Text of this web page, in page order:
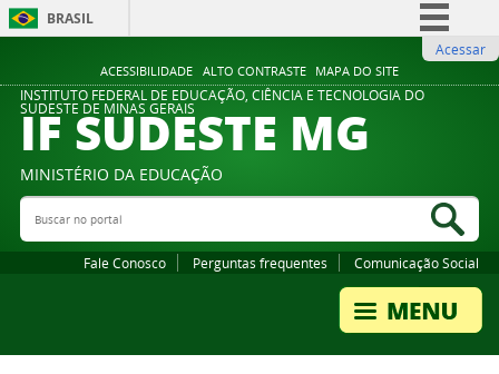
ACESSIBILIDADE ALTO CONTRASTE MAPA DO SITE
BRASIL
Comunica BR
Participe
Legislação
Acessar
INSTITUTO FEDERAL DE EDUCAÇÃO, CIÊNCIA E TECNOLOGIA DO
SUDESTE DE MINAS GERAIS
IF SUDESTE MG
MINISTÉRIO DA EDUCAÇÃO
Buscar no portal
Fale Conosco Perguntas frequentes Comunicação Social